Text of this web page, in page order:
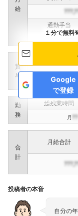
給
通勤手当
賞
与
勤
務
総残業時間
月 ??
合
計
月給合計
１分で無料
Google
で登録
投稿者の本音
自分の